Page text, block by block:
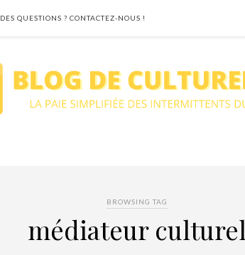
DES QUESTIONS ? CONTACTEZ-NOUS !
BROWSING TAG
médiateur culturel